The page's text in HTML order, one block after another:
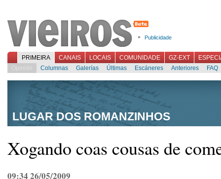
Publicidade
PRIMEIRA CANAIS LOCAIS COMUNIDADE GZ-EXT
Opinión
Columnas Galerías Últimas Escáneres Anteriores FAQ
LUGAR DOS ROMANZINHOS
Xogando coas cousas de
09:34 26/05/2009